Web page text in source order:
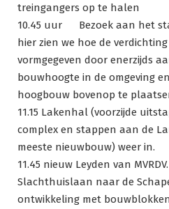
treingangers op te halen
10.45 uur Bezoek aan het
hier zien we hoe de
vormgegeven door enerzijds
bouwhoogte in de omgeving
hoogbouw bovenop te
11.15 Lakenhal (voorzijde
complex en stappen aan de
meeste nieuwbouw) weer in.
11.45 nieuw Leyden van
Slachthuislaan naar de
ontwikkeling met